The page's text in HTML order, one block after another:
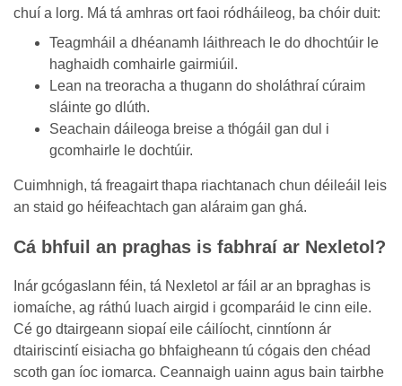
chuí a lorg. Má tá amhras ort faoi ródháileog, ba chóir duit:
Teagmháil a dhéanamh láithreach le do dhochtúir le
haghaidh comhairle gairmiúil.
Lean na treoracha a thugann do sholáthraí cúraim
sláinte go dlúth.
Seachain dáileoga breise a thógáil gan dul i
gcomhairle le dochtúir.
Cuimhnigh, tá freagairt thapa riachtanach chun déileáil leis
an staid go héifeachtach gan aláraim gan ghá.
Cá bhfuil an praghas is fabhraí ar Nexletol?
Inár gcógaslann féin, tá Nexletol ar fáil ar an bpraghas is
iomaíche, ag ráthú luach airgid i gcomparáid le cinn eile.
Cé go dtairgeann siopaí eile cáilíocht, cinntíonn ár
dtairiscintí eisiacha go bhfaigheann tú cógais den chéad
scoth gan íoc iomarca. Ceannaigh uainn agus bain tairbhe